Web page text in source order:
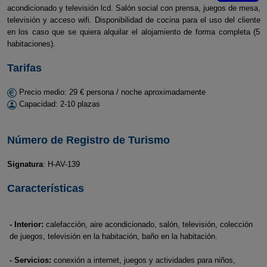
acondicionado y televisión lcd. Salón social con prensa, juegos de mesa,
televisión y acceso wifi. Disponibilidad de cocina para el uso del cliente
en los caso que se quiera alquilar el alojamiento de forma completa (5
habitaciones).
Tarifas
Precio medio: 29 € persona / noche aproximadamente
Capacidad: 2-10 plazas
Número de Registro de Turismo
Signatura: H-AV-139
Características
- Interior: calefacción, aire acondicionado, salón, televisión, colección
de juegos, televisión en la habitación, baño en la habitación.
- Servicios: conexión a internet, juegos y actividades para niños,